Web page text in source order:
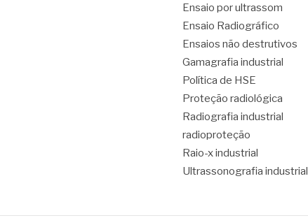
Ensaio por ultrassom
Ensaio Radiográfico
Ensaios não destrutivos
Gamagrafia industrial
Política de HSE
Proteção radiológica
Radiografia industrial
radioproteção
Raio-x industrial
Ultrassonografia industrial